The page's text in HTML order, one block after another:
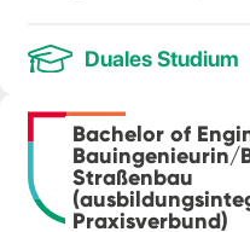
Duales Studium
Bachelor of
Bauingenieurin/
Straßenbau
Praxisverbund)